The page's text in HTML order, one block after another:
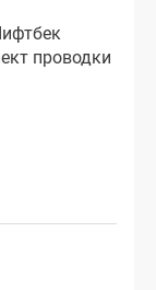
проводки